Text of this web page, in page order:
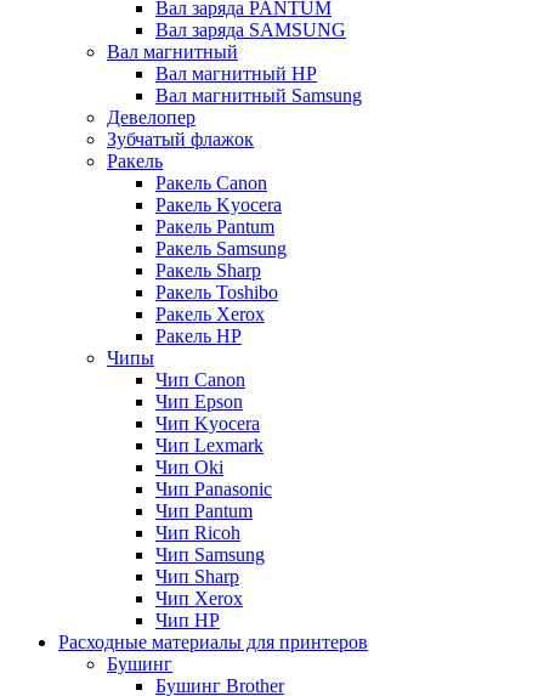
Вал заряда PANTUM
Вал заряда SAMSUNG
Вал магнитный
Вал магнитный HP
Вал магнитный Samsung
Девелопер
Зубчатый флажок
Ракель
Ракель Canon
Ракель Kyocera
Ракель Pantum
Ракель Samsung
Ракель Sharp
Ракель Toshibo
Ракель Xerox
Ракель НР
Чипы
Чип Canon
Чип Epson
Чип Kyocera
Чип Lexmark
Чип Oki
Чип Panasonic
Чип Pantum
Чип Ricoh
Чип Samsung
Чип Sharp
Чип Xerox
Чип НР
Расходные материалы для принтеров
Бушинг
Бушинг Brother